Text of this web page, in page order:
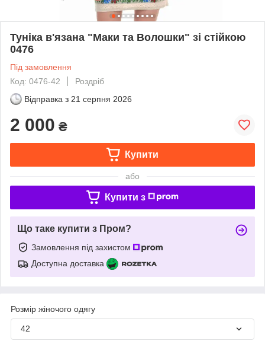
Туніка в'язана "Маки та Волошки" зі стійкою
0476
Під замовлення
Код: 0476-42
Роздріб
Відправка з 21 серпня 2026
2 000 ₴
Купити
або
Купити з
Що таке купити з Пром?
Замовлення під захистом
Доступна доставка
Розмір жіночого одягу
42